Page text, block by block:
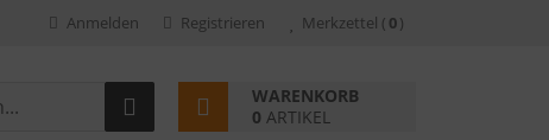
Merkzettel ( 0)
Registrieren
Anmelden
WARENKORB
0 ARTIKEL